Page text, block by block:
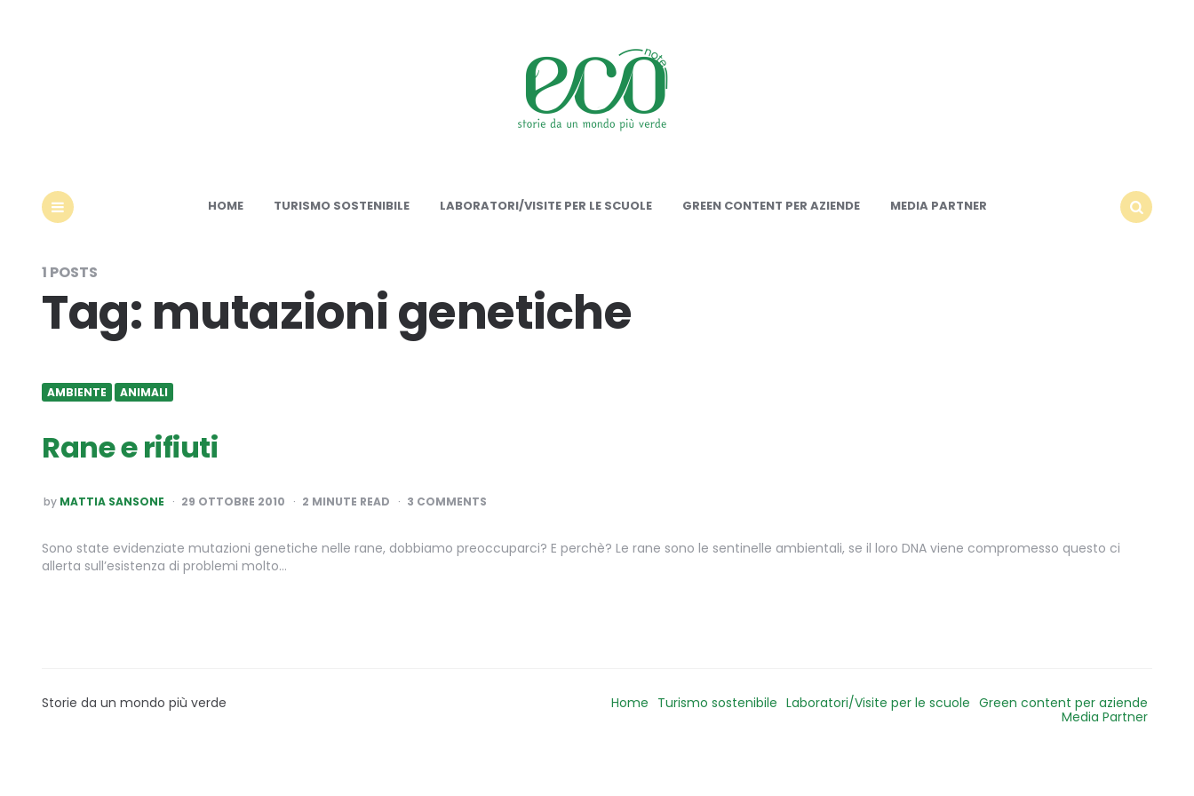
HOME TURISMO SOSTENIBILE LABORATORI/VISITE PER LE SCUOLE GREEN CONTENT PER AZIENDE
MEDIA PARTNER
1 POSTS
Tag: mutazioni genetiche
AMBIENTE ANIMALI
Rane e rifiuti
POSTED
BY
by MATTIA SANSONE 29 OTTOBRE 2010 2 MINUTE READ 3 COMMENTS
Sono state evidenziate mutazioni genetiche nelle rane, dobbiamo preoccuparci? E perchè? Le rane sono le sentinelle ambientali, se il loro DNA viene compromesso questo ci
allerta sull’esistenza di problemi molto…
Storie da un mondo più verde Home Turismo sostenibile Laboratori/Visite per le scuole Green content per aziende
Media Partner